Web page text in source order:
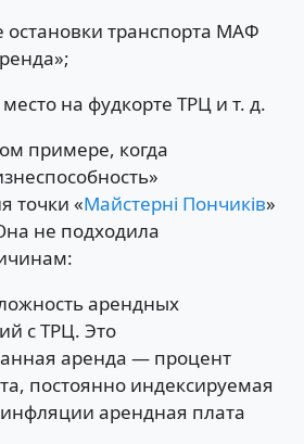
остановки транспорта МАФ
на фудкорте ТРЦ и т. д.
примере, когда
точки «Майстерні Пончиків»
не подходила
арендных
с ТРЦ. Это
аренда — процент
постоянно индексируемая
арендная плата